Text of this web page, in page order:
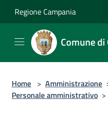
Regione Campania
Comune
Home > Amministrazione
Personale amministrativo >